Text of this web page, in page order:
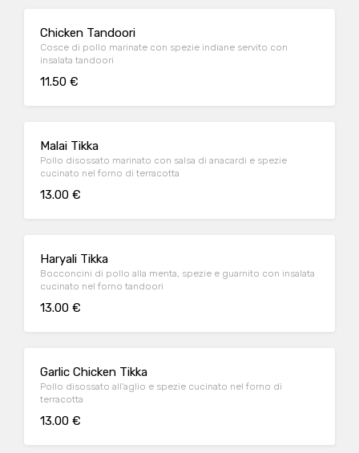
Chicken Tandoori
Cosce di pollo marinate con spezie indiane servito con
insalata tandoori
11.50 €
Malai Tikka
Pollo disossato marinato con salsa di anacardi e spezie
cucinato nel forno di terracotta
13.00 €
Haryali Tikka
Bocconcini di pollo alla menta, spezie e guarnito con insalata
cucinato nel forno tandoori
13.00 €
Garlic Chicken Tikka
Pollo disossato all'aglio e spezie cucinato nel forno di
terracotta
13.00 €